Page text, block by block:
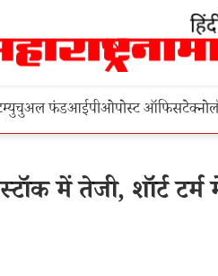
म्युचुअल फंडआईपीओपोस्ट ऑफिस
में तेजी, शॉर्ट टर्म